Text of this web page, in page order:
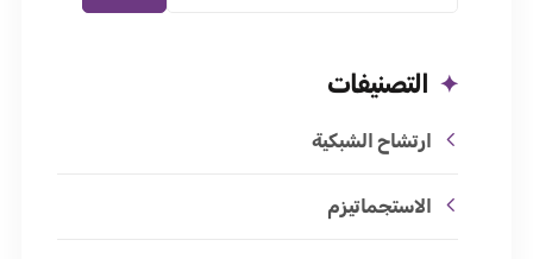
التصنيفات
ارتشاح الشبكية
الاستجماتيزم